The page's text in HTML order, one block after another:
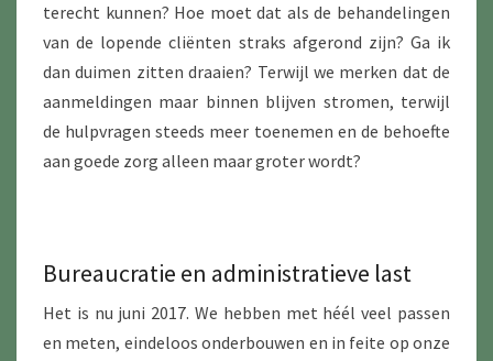
terecht kunnen? Hoe moet dat als de behandelingen
van de lopende cliënten straks afgerond zijn? Ga ik
dan duimen zitten draaien? Terwijl we merken dat de
aanmeldingen maar binnen blijven stromen, terwijl
de hulpvragen steeds meer toenemen en de behoefte
aan goede zorg alleen maar groter wordt?
Bureaucratie en administratieve last
Het is nu juni 2017. We hebben met héél veel passen
en meten, eindeloos onderbouwen en in feite op onze